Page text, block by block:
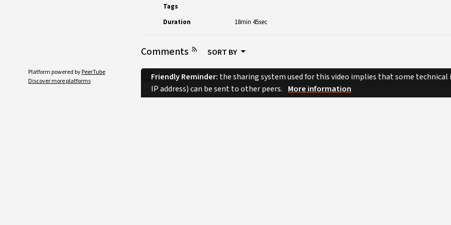
Platform powered byPeerTube
Discover more platforms
Tags
Duration
18min 45sec
Comments SORT BY
Friendly Reminder: the sharing system used for this video implies that some
IP address) can be sent to other peers. More information